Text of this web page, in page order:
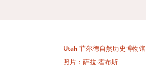
Utah 菲尔德自然历史博物馆
照片：萨拉·霍布斯